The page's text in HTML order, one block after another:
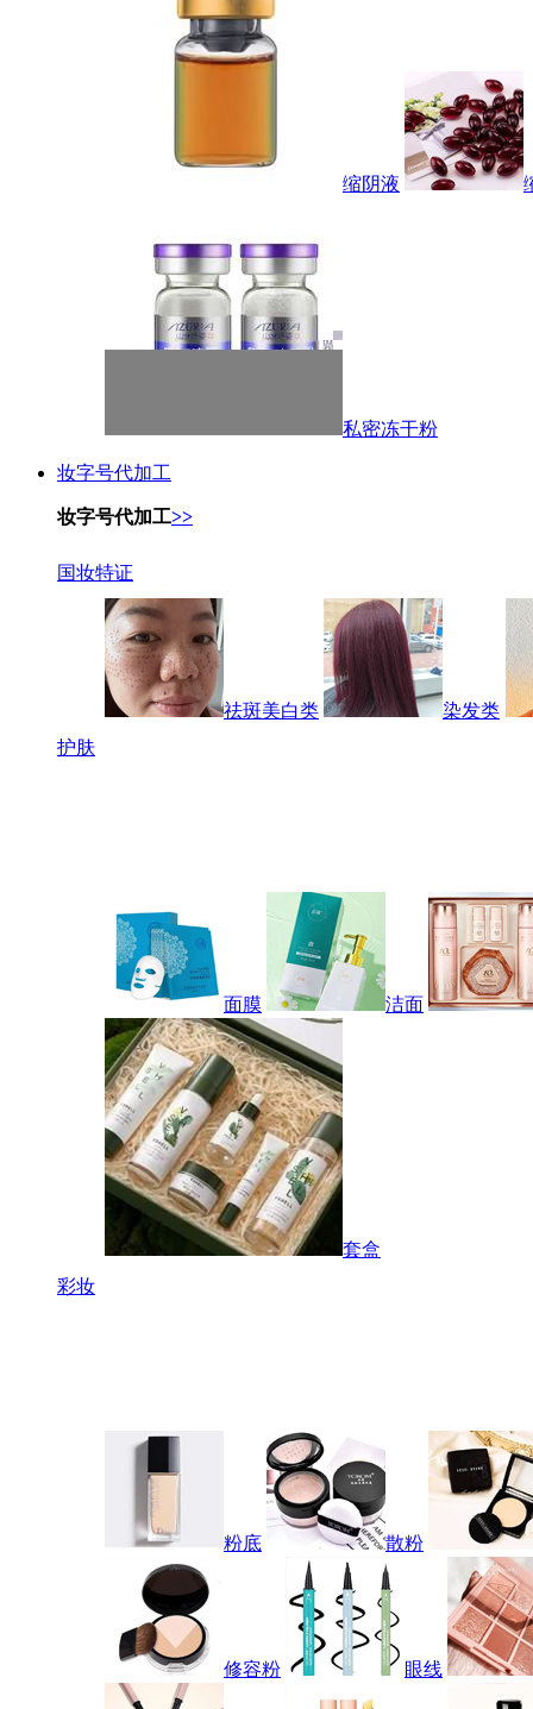
缩阴液
私密冻干粉
妆字号代加工
妆字号代加工>>
国妆特证
祛斑美白类
染发类
护肤
面膜 洁面
套盒
彩妆
粉底 散粉
修容粉 眼线